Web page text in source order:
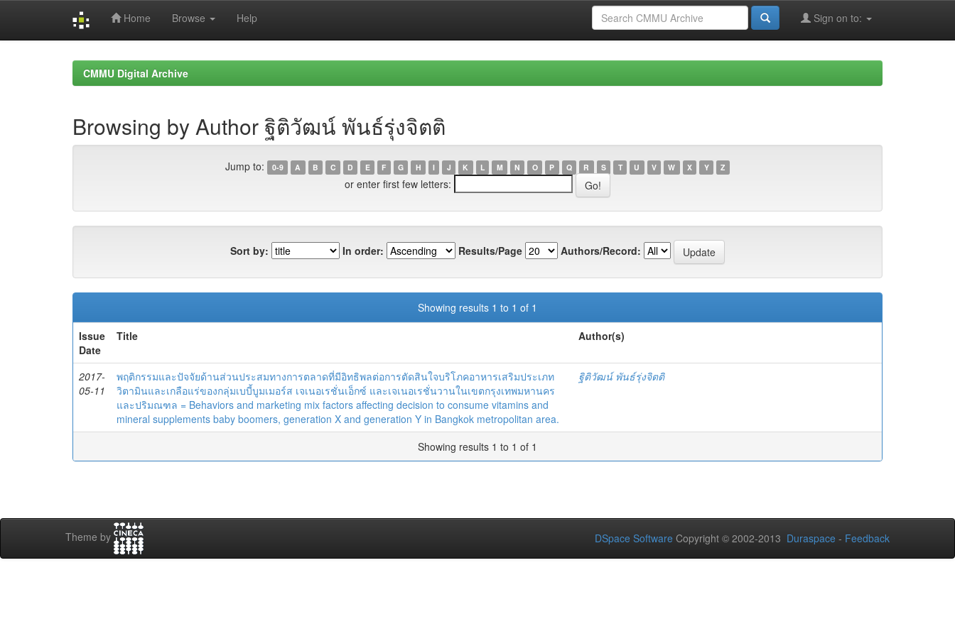
Home Browse Help Sign on to:
CMMU Digital Archive
Browsing by Author ฐิติวัฒน์ พันธ์รุ่งจิตติ
Jump to: 0-9 A B C D E F G H I J K L M N O P Q R S T U V W X Y Z
or enter first few letters:
Sort by: In order: Results/Page Authors/Record:
Showing results 1 to 1 of 1
Issue
Date
Title Author(s)
2017-
05-11
พฤติกรรมและปัจจัยด้านส่วนประสมทางการตลาดที่มีอิทธิพลต่อการตัดสินใจบริโภคอาหารเสริมประเภท
วิตามินและเกลือแร่ของกลุ่มเบบี้บูมเมอร์ส เจเนอเรชั่นเอ็กซ์ และเจเนอเรชั่นวานในเขตกรุงเทพมหานคร
และปริมณฑล = Behaviors and marketing mix factors affecting decision to consume vitamins and
mineral supplements baby boomers, generation X and generation Y in Bangkok metropolitan area.
ฐิติวัฒน์ พันธ์รุ่งจิตติ
Showing results 1 to 1 of 1
Theme by DSpace Software Copyright © 2002-2013 Duraspace - Feedback